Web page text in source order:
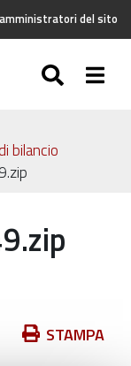
del sito
bilancio
STAMPA